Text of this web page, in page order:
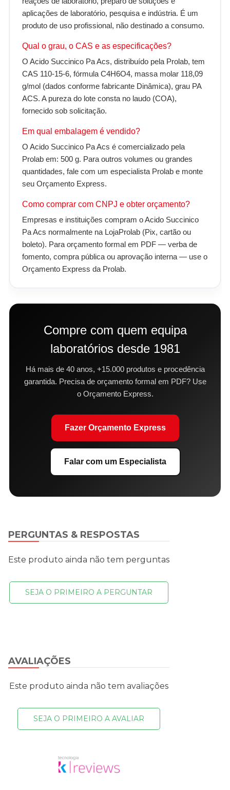
aplicações de laboratório, pesquisa e indústria. É um
produto de uso profissional, não destinado a consumo.
Qual o grau, o CAS e as especificações?
O Acido Succinico Pa Acs, distribuído pela Prolab, tem
CAS 110-15-6, fórmula C4H6O4, massa molar 118,09
g/mol (dados conforme fabricante Dinâmica), grau PA
ACS. A pureza do lote consta no laudo (COA),
fornecido sob solicitação.
Em qual embalagem é vendido?
O Acido Succinico Pa Acs é comercializado pela
Prolab em: 500 g. Para outros volumes ou grandes
quantidades, fale com um especialista Prolab e monte
seu Orçamento Express.
Como comprar com CNPJ e obter orçamento?
Empresas e instituições compram o Acido Succinico
Pa Acs normalmente na LojaProlab (Pix, cartão ou
boleto). Para orçamento formal em PDF — verba de
fomento, compra pública ou aprovação interna — use o
Orçamento Express da Prolab.
Compre com quem equipa
laboratórios desde 1981
Há mais de 40 anos, +15.000 produtos e procedência
garantida. Precisa de orçamento formal em PDF? Use
o Orçamento Express.
Fazer Orçamento Express
Falar com um Especialista
AVALIAÇÕES
Este produto ainda não tem avaliações
SEJA O PRIMEIRO A AVALIAR
PERGUNTAS & RESPOSTAS
Este produto ainda não tem perguntas
SEJA O PRIMEIRO A PERGUNTAR